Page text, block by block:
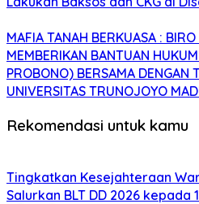
MAFIA TANAH BERKUASA :
MEMBERIKAN BANTUAN
PROBONO) BERSAMA DENGAN
UNIVERSITAS TRUNOJOYO
Rekomendasi untuk kamu
Tingkatkan Kesejahteraan
Salurkan BLT DD 2026 kepada